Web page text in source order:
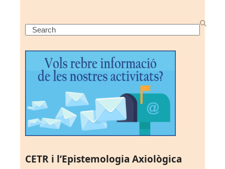
Search
CETR i l’Epistemologia Axiològica